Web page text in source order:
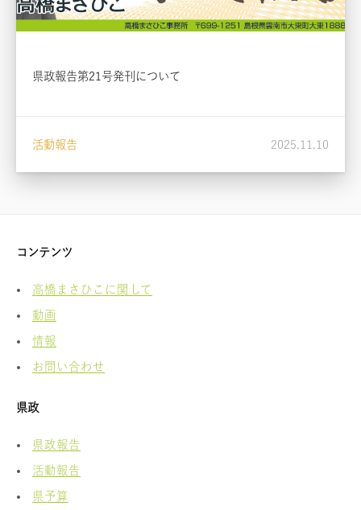
県政報告第21号発刊について
活動報告 2025.11.10
コンテンツ
高橋まさひこに関して
動画
情報
お問い合わせ
県政
県政報告
活動報告
県予算